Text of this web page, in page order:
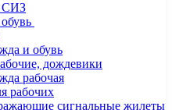
СИЗ
и обувь
дождевики
рабочая
рабочих
сигнальные жилеты